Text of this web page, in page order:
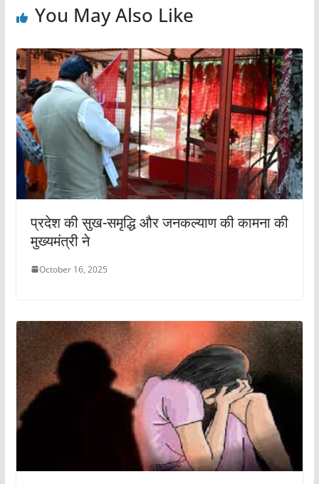
You May Also Like
प्रदेश की सुख-समृद्धि और जनकल्याण की कामना की
मुख्यमंत्री ने
October 16, 2025